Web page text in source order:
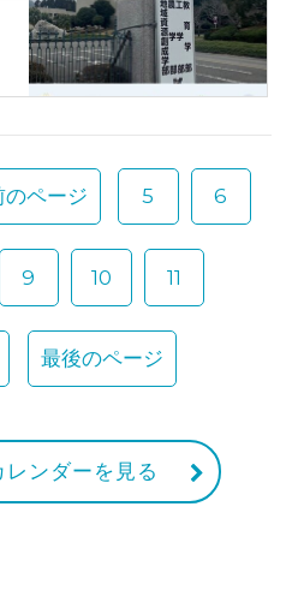
のページ 5 6
9 10 11
最後のページ
レンダーを見る